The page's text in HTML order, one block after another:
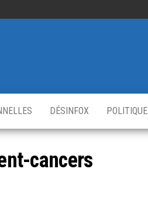
DÉSINFOX POLITIQUE
cancers